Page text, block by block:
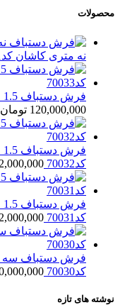
محصولات
نه متری کاشان کد050021
فرش دستباف 1.5 متری گل ابریشم کاشان (جفت) کد70033
120,000,000 تومان
کد70032
کد70031
فرش دستباف سه
کد70030
نوشته های تازه